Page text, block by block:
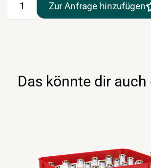
Eistee
Zur Anfrage hinzufügen
Das könnte dir auch